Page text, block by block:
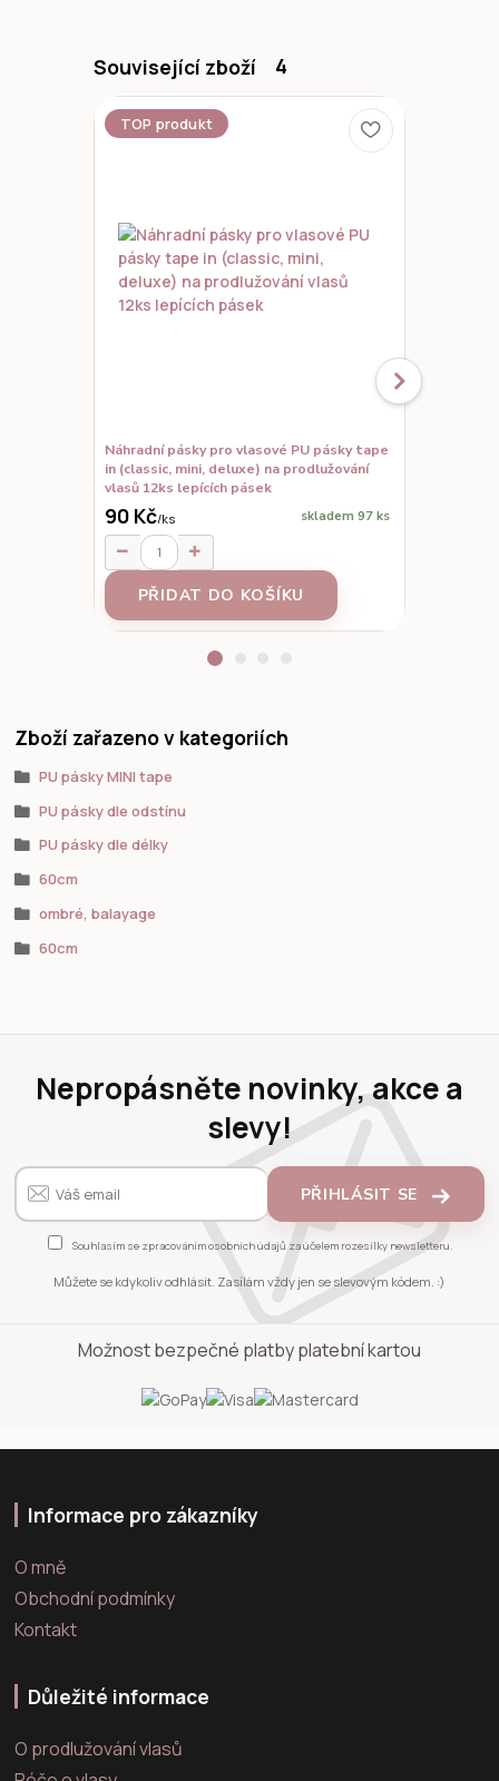
Související zboží 4
TOP produkt
Náhradní pásky pro vlasové PU pásky tape
in (classic, mini, deluxe) na prodlužování
vlasů 12ks lepících pásek
90 Kč/ks skladem 97 ks
PŘIDAT DO KOŠÍKU
Zboží zařazeno v kategoriích
PU pásky MINI tape
PU pásky dle odstínu
PU pásky dle délky
60cm
ombré, balayage
60cm
Nepropásněte novinky, akce a
slevy!
PŘIHLÁSIT SE
Souhlasím se zpracováním osobních údajů za účelem rozesílky newsletteru.
Můžete se kdykoliv odhlásit. Zasílám vždy jen se slevovým kódem. :)
Možnost bezpečné platby platební kartou
Informace pro zákazníky
O mně
Obchodní podmínky
Kontakt
Důležité informace
O prodlužování vlasů